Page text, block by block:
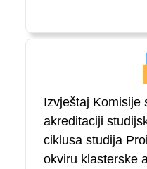
Izvještaj Komisije
akreditaciji
ciklusa studija
okviru klasterske